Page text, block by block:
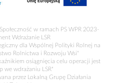
w ramach PS WPR 2023-
Wdrażanie LSR
dla Wspólnej Polityki Rolnej na
Rolnictwa i Rozwoju Wsi"
osiągnięcia celu operacji jest
we wdrażaniu LSR"
przez Lokalną Grupę Działania